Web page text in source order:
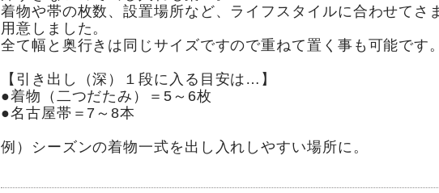
着物や帯の枚数、設置場所など、ライフスタイルに合わせてさ
用意しました。
全て幅と奥行きは同じサイズですので重ねて置く事も可能です。
【引き出し（深）１段に入る目安は…】
●着物（二つだたみ）＝5～6枚
●名古屋帯＝7～8本
例）シーズンの着物一式を出し入れしやすい場所に。